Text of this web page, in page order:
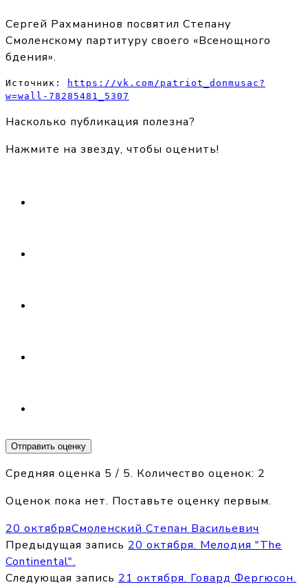
Сергей Рахманинов посвятил Степану
Смоленскому партитуру своего «Всенощного
бдения».
Источник:
https://vk.com/patriot_donmusac?
w=wall-78285481_5307
Насколько публикация полезна?
Нажмите на звезду, чтобы оценить!
Отправить оценку
Средняя оценка 5 / 5. Количество оценок: 2
Оценок пока нет. Поставьте оценку первым.
20 октябряСмоленский Степан Васильевич
Предыдущая запись 20 октября. Мелодия "The
Continental".
Следующая запись 21 октября. Говард Фергюсон.